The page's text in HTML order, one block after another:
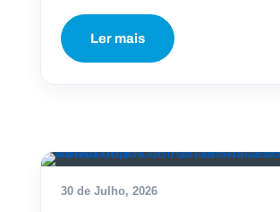
Ler mais
30 de Julho, 2026